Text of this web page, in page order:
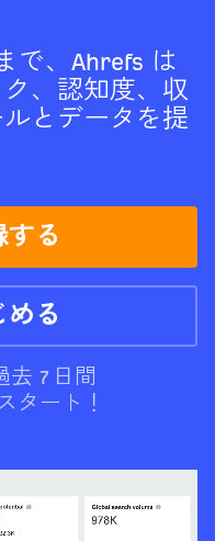
で、Ahrefs は
、認知度、収
とデータを提
する
める
去 7 日間
タート！